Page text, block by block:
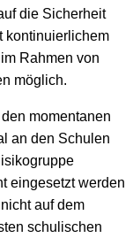
die Sicherheit
kontinuierlichem
Rahmen von
möglich.
momentanen
an den Schulen
eingesetzt werden
auf dem
schulischen